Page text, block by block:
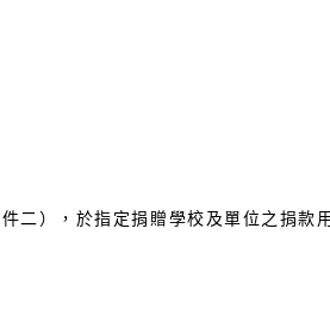
），於指定捐贈學校及單位之捐款